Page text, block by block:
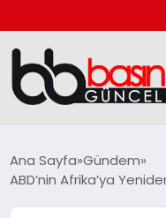
Ana Sayfa Gündem
ABD’nin Afrika’ya